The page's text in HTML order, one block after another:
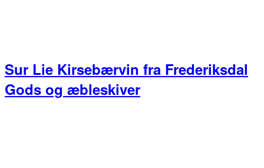
Sur Lie Kirsebærvin fra Frederiksdal
Gods og æbleskiver